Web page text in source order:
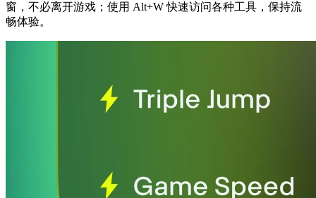
窗，不必离开游戏；使用 Alt+W 快速访问各种工具，保持流
畅体验。